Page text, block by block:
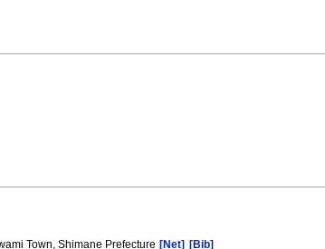
Town, Shimane Prefecture [Net]
[Bib]